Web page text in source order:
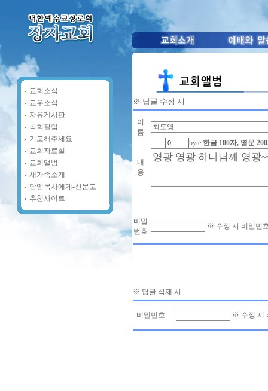
교회소식
교우소식
자유게시판
목회칼럼
기도해주세요
교회자료실
교회앨범
새가족소개
담임목사에게-신문고
추천사이트
※ 답글 수정 시
이
름
byte 한글 100자, 영문
내
용
비밀
번호
※ 수정 시 비밀번
※ 답글 삭제 시
비밀번호 ※ 수정 시